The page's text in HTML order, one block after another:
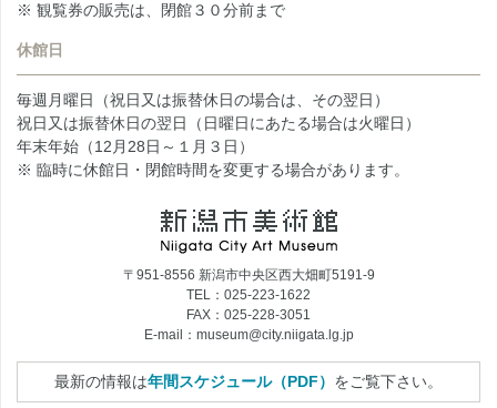
※ 観覧券の販売は、閉館３０分前まで
休館日
毎週月曜日（祝日又は振替休日の場合は、その翌日）
祝日又は振替休日の翌日（日曜日にあたる場合は火曜日）
年末年始（12月28日～１月３日）
※ 臨時に休館日・閉館時間を変更する場合があります。
〒951-8556 新潟市中央区西大畑町5191-9
TEL：025-223-1622
FAX：025-228-3051
E-mail：museum@city.niigata.lg.jp
最新の情報は年間スケジュール（PDF） をご覧下さい。